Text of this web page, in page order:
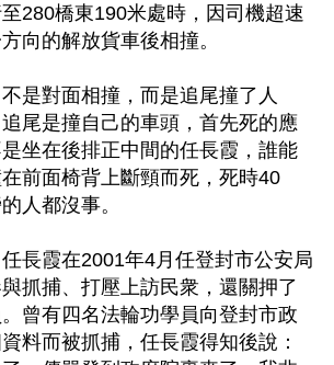
280橋東190米處時，因司機超速
向的解放貨車後相撞。
是對面相撞，而是追尾撞了人
尾是撞自己的車頭，首先死的應
坐在後排正中間的任長霞，誰能
前面椅背上斷頸而死，死時40
人都沒事。
長霞在2001年4月任登封市公安局
抓捕、打壓上訪民衆，還關押了
曾有四名法輪功學員向登封市政
料而被抓捕，任長霞得知後說：